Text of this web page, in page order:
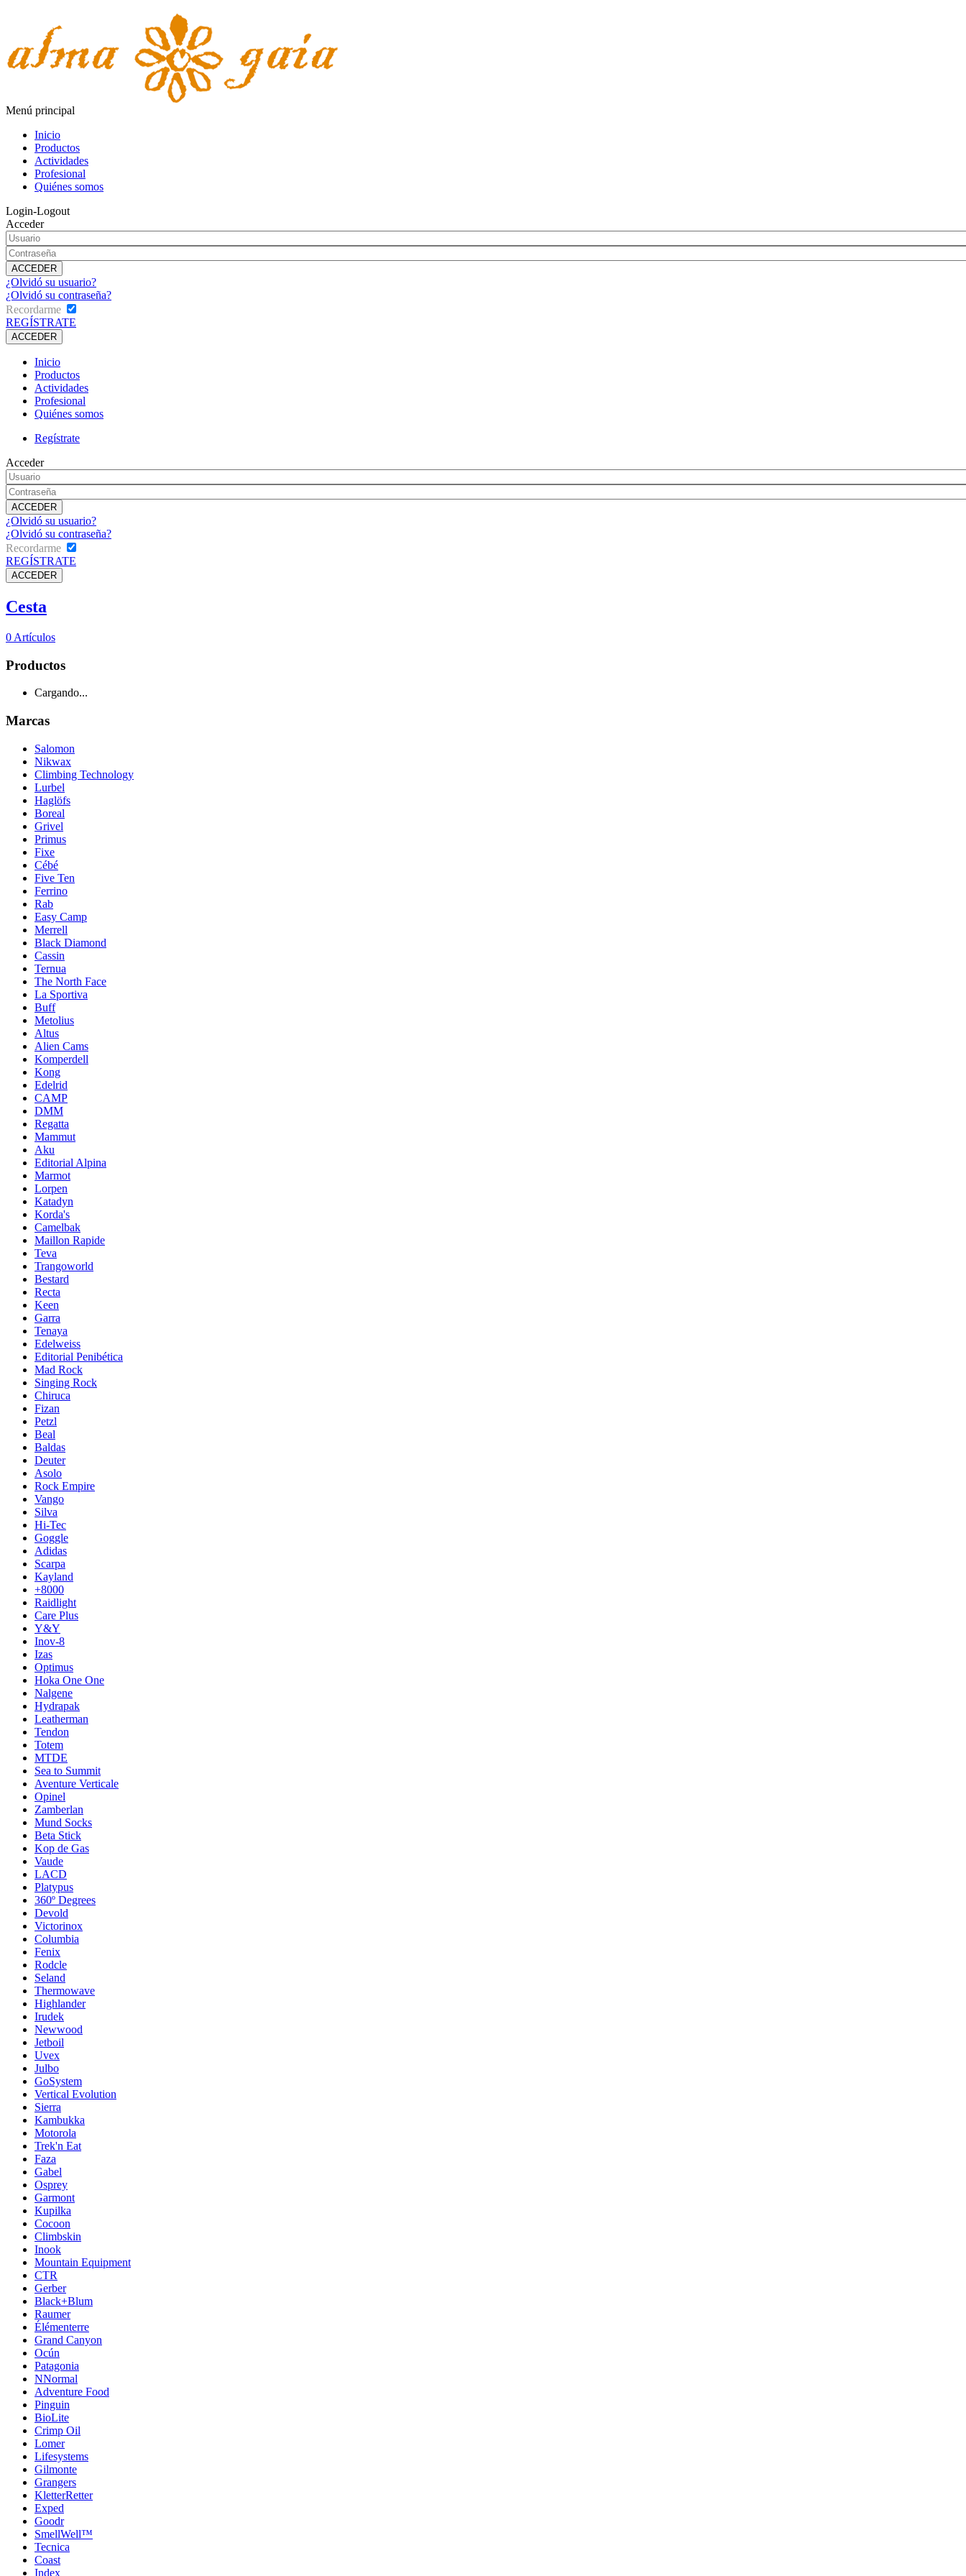
Menú principal
Inicio
Productos
Actividades
Profesional
Quiénes somos
Login-Logout
Acceder
¿Olvidó su usuario?
¿Olvidó su contraseña?
Recordarme
REGÍSTRATE
Inicio
Productos
Actividades
Profesional
Quiénes somos
Regístrate
Acceder
¿Olvidó su usuario?
¿Olvidó su contraseña?
Recordarme
REGÍSTRATE
Cesta
0 Artículos
Productos
Cargando...
Marcas
Salomon
Nikwax
Climbing Technology
Lurbel
Haglöfs
Boreal
Grivel
Primus
Fixe
Cébé
Five Ten
Ferrino
Rab
Easy Camp
Merrell
Black Diamond
Cassin
Ternua
The North Face
La Sportiva
Buff
Metolius
Altus
Alien Cams
Komperdell
Kong
Edelrid
CAMP
DMM
Regatta
Mammut
Aku
Editorial Alpina
Marmot
Lorpen
Katadyn
Korda's
Camelbak
Maillon Rapide
Teva
Trangoworld
Bestard
Recta
Keen
Garra
Tenaya
Edelweiss
Editorial Penibética
Mad Rock
Singing Rock
Chiruca
Fizan
Petzl
Beal
Baldas
Deuter
Asolo
Rock Empire
Vango
Silva
Hi-Tec
Goggle
Adidas
Scarpa
Kayland
+8000
Raidlight
Care Plus
Y&Y
Inov-8
Izas
Optimus
Hoka One One
Nalgene
Hydrapak
Leatherman
Tendon
Totem
MTDE
Sea to Summit
Aventure Verticale
Opinel
Zamberlan
Mund Socks
Beta Stick
Kop de Gas
Vaude
LACD
Platypus
360º Degrees
Devold
Victorinox
Columbia
Fenix
Rodcle
Seland
Thermowave
Highlander
Irudek
Newwood
Jetboil
Uvex
Julbo
GoSystem
Vertical Evolution
Sierra
Kambukka
Motorola
Trek'n Eat
Faza
Gabel
Osprey
Garmont
Kupilka
Cocoon
Climbskin
Inook
Mountain Equipment
CTR
Gerber
Black+Blum
Raumer
Élémenterre
Grand Canyon
Ocún
Patagonia
NNormal
Adventure Food
Pinguin
BioLite
Crimp Oil
Lomer
Lifesystems
Gilmonte
Grangers
KletterRetter
Exped
Goodr
SmellWell™
Tecnica
Coast
Index